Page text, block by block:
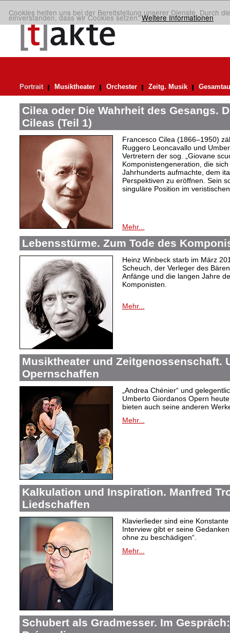
Cookies helfen uns bei der Bereitstellung unserer Dienste. Durch
einverstanden, dass wir Cookies setzen.Weitere Informationen
Portrait Musiktheater Orchester Zeitg. Musik
Cilea oder Die Wahrheit des Gesangs.
Cileas (Teil 1)
Francesco Cilea (1866–1950)
Ruggero Leoncavallo und
Vertretern der sog. „Giovane
Komponistengeneration, die
Jahrhunderts aufmachte, dem
Perspektiven zu eröffnen. Sein
singuläre Position im
Mehr...
Lebensstürme. Zum Tode des
Heinz Winbeck starb im März
Scheuch, der Verleger des
Anfänge und die langen Jahre
Komponisten.
Mehr...
Musiktheater und Zeitgenossenschaft.
Opernschaffen
„Andrea Chénier“ und
Umberto Giordanos Opern
bieten auch seine anderen
Mehr...
Kalkulation und Inspiration. Manfred
Liedschaffen
Klavierlieder sind eine
Interview gibt er seine
ohne zu beschädigen“.
Mehr...
Schubert als Gradmesser. Im